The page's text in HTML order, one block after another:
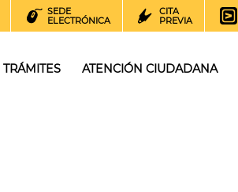
SEDE
ELECTRÓNICA
CITA
PREVIA
TRÁMITES ATENCIÓN CIUDADANA